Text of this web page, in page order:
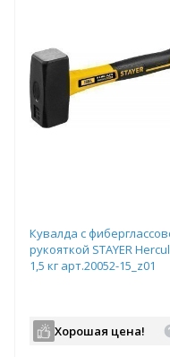
Кувалда с
рукояткой STAYER
1,5 кг арт.20052-15_z01
Хорошая цена!